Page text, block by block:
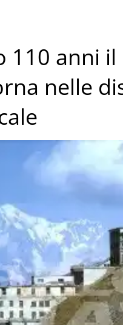
110 anni
nelle